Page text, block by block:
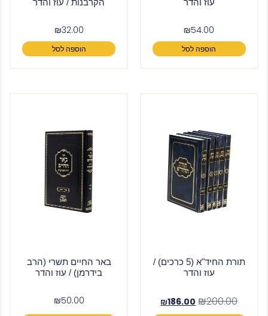
₪54.00
הוספה לסל
₪32.00
הוספה לסל
תורת החיד"א (5 כרכים) /
עוז והדר
₪200.00
₪186.00
באר החיים תשרי (הרב
בידרמן) / עוז והדר
₪50.00